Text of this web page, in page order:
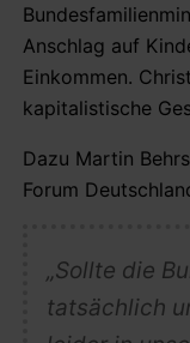
Anschlag auf
Einkommen.
kapitalistische
Dazu Martin
Forum
„Sollte die
tatsächlich